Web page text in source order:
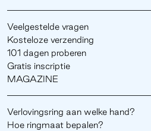
Veelgestelde vragen
Kosteloze verzending
101 dagen proberen
Gratis inscriptie
MAGAZINE
Verlovingsring aan welke hand?
Hoe ringmaat bepalen?